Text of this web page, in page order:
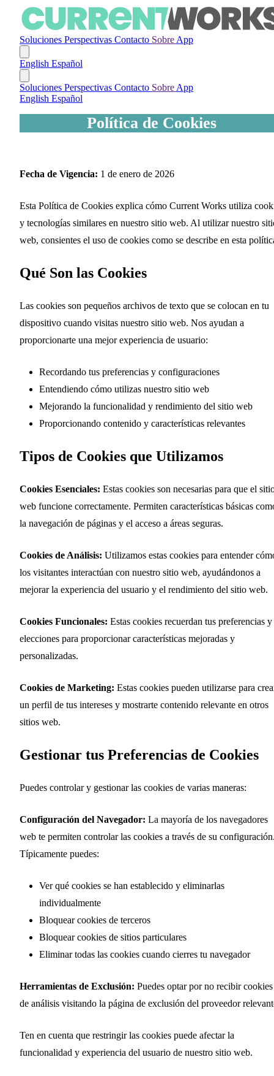
Soluciones Perspectivas Contacto SobreApp
English Español
Soluciones Perspectivas Contacto SobreApp
English Español
Política de Cookies
Fecha de Vigencia: 1 de enero de 2026
Esta Política de Cookies explica cómo Current Works utiliza
y tecnologías similares en nuestro sitio web. Al utilizar nuestro
web, consientes el uso de cookies como se describe en esta
Qué Son las Cookies
Las cookies son pequeños archivos de texto que se colocan en tu
dispositivo cuando visitas nuestro sitio web. Nos ayudan a
proporcionarte una mejor experiencia de usuario:
Recordando tus preferencias y configuraciones
Entendiendo cómo utilizas nuestro sitio web
Mejorando la funcionalidad y rendimiento del sitio web
Proporcionando contenido y características relevantes
Tipos de Cookies que Utilizamos
Cookies Esenciales: Estas cookies son necesarias para que el
web funcione correctamente. Permiten características básicas
la navegación de páginas y el acceso a áreas seguras.
Cookies de Análisis: Utilizamos estas cookies para entender
los visitantes interactúan con nuestro sitio web, ayudándonos a
mejorar la experiencia del usuario y el rendimiento del sitio web.
Cookies Funcionales: Estas cookies recuerdan tus preferencias y
elecciones para proporcionar características mejoradas y
personalizadas.
Cookies de Marketing: Estas cookies pueden utilizarse para
un perfil de tus intereses y mostrarte contenido relevante en otros
sitios web.
Gestionar tus Preferencias de Cookies
Puedes controlar y gestionar las cookies de varias maneras:
Configuración del Navegador: La mayoría de los navegadores
web te permiten controlar las cookies a través de su
Típicamente puedes:
Ver qué cookies se han establecido y eliminarlas
individualmente
Bloquear cookies de terceros
Bloquear cookies de sitios particulares
Eliminar todas las cookies cuando cierres tu navegador
Herramientas de Exclusión: Puedes optar por no recibir cookies
de análisis visitando la página de exclusión del proveedor
Ten en cuenta que restringir las cookies puede afectar la
funcionalidad y experiencia del usuario de nuestro sitio web.